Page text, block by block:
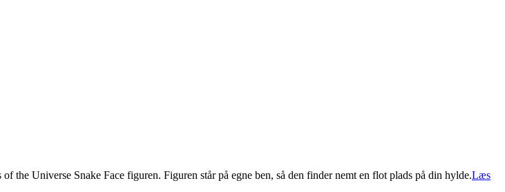
Universe Snake Face figuren. Figuren står på egne ben, så den finder nemt en flot plads på din hylde.Læs